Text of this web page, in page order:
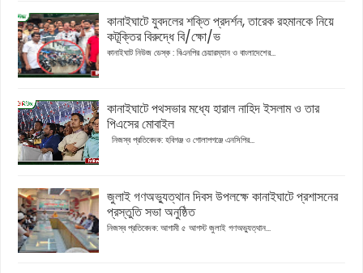
কানাইঘাটে যুবদলের শক্তি প্রদর্শন, তারেক রহমানকে নিয়ে
কটূক্তির বিরুদ্ধে বি/ক্ষো/ভ
কানাইঘাট নিউজ ডেস্ক : বিএনপির চেয়ারম্যান ও বাংলাদেশের...
কানাইঘাটে পথসভার মধ্যে হারাল নাহিদ ইসলাম ও তার
পিএসের মোবাইল
নিজস্ব প্রতিবেদক: হবিগঞ্জ ও গোলাপগঞ্জে এনসিপির...
জুলাই গণঅভ্যুত্থান দিবস উপলক্ষে কানাইঘাটে প্রশাসনের
প্রস্তুতি সভা অনুষ্ঠিত
নিজস্ব প্রতিবেদক: আগামী ৫ আগস্ট জুলাই গণঅভ্যুত্থান...